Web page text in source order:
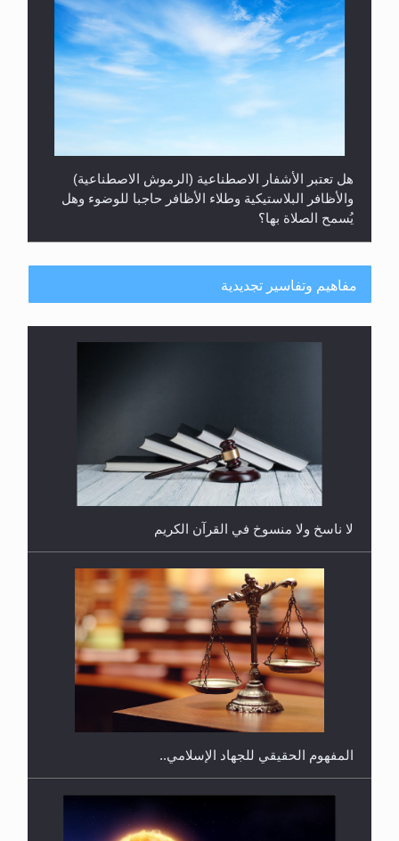
هل تعتبر الأشفار الاصطناعية (الرموش الاصطناعية)
والأظافر البلاستيكية وطلاء الأظافر حاجبا للوضوء وهل
يُسمح الصلاة بها؟
هل يُحسب حول الزكاة وفق السنة الميلادية أو الهجرية؟
هل يجوز فتح مشروع كوافير نسائي للمحجبات وغير
المحجبات؟
مفاهيم وتفاسير تجديدية
لا ناسخ ولا منسوخ في القرآن الكريم
المفهوم الحقيقي للجهاد الإسلامي..